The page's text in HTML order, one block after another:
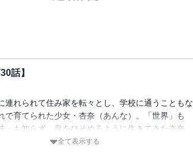
録されています。重複購入にご注意ください。
話】
連れられて住み家を転々とし、学校に通うこともな
で育てられた少女・杏奈（あんな）。「世界」も
」も知らず、息をひそめるように生きてきた杏奈。
供ではなくなったとき、大人たちの毒牙が迫っ
全て表示する